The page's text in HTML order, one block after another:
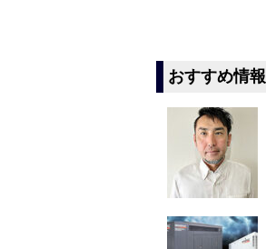
おすすめ情報